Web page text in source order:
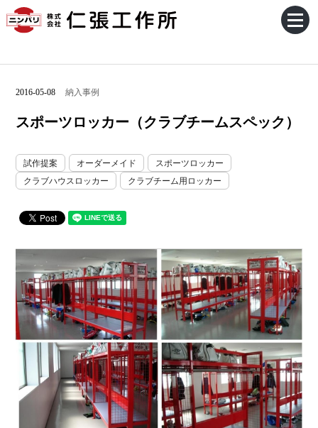
2016-05-08 納入事例
スポーツロッカー（クラブチームスペック）
試作提案 オーダーメイド
スポーツロッカー
クラブハウスロッカー
クラブチーム用ロッカー